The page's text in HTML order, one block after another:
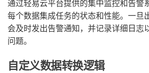
通过轻易云平台提供的集中监控和告警
每个数据集成任务的状态和性能。一旦
会及时发出告警通知，并记录详细日志
问题。
自定义数据转换逻辑